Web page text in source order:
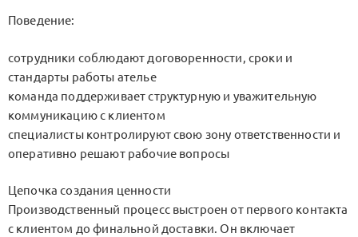
Поведение:
сотрудники соблюдают договоренности, сроки и
стандарты работы ателье
команда поддерживает структурную и уважительную
коммуникацию с клиентом
специалисты контролируют свою зону ответственности и
оперативно решают рабочие вопросы
Цепочка создания ценности
Производственный процесс выстроен от первого контакта
с клиентом до финальной доставки. Он включает